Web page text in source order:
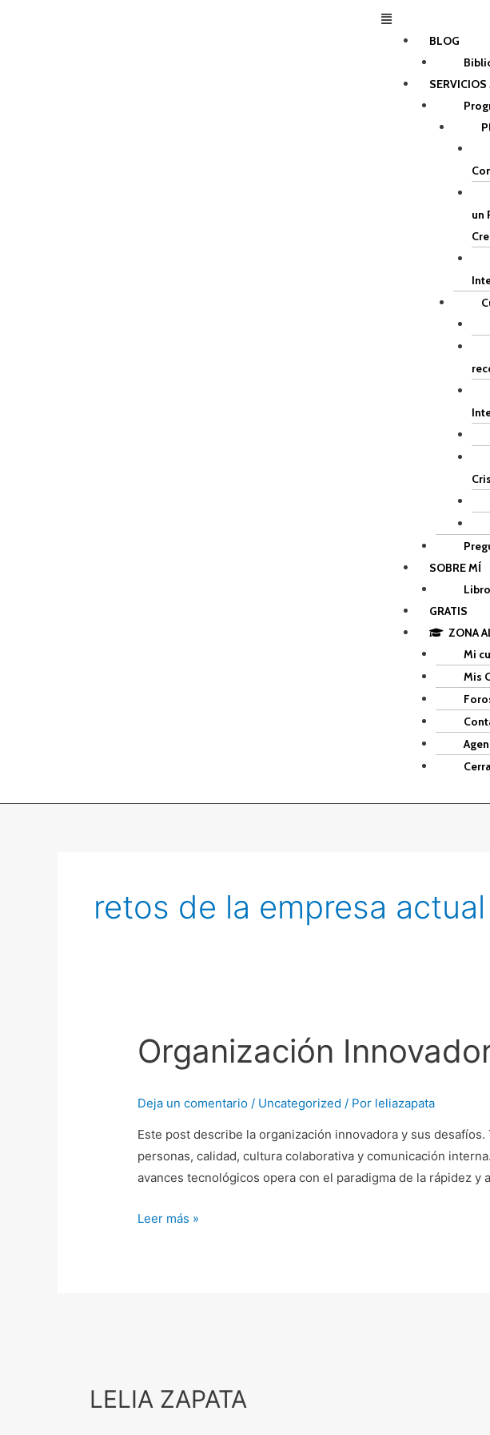
Menú
BLOG
un
SOBRE MÍ
Libro
GRATIS
ZONA
Mi
Mis
retos de la empresa actual
Organización
Deja un comentario / Uncategorized / Por leliazapata
Este post describe la organización innovadora y sus
personas, calidad, cultura colaborativa y comunicación
avances tecnológicos opera con el paradigma de la rápidez
Organización
Innovadora
Leer más »
LELIA ZAPATA